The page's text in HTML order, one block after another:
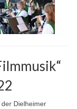
Dielheimer